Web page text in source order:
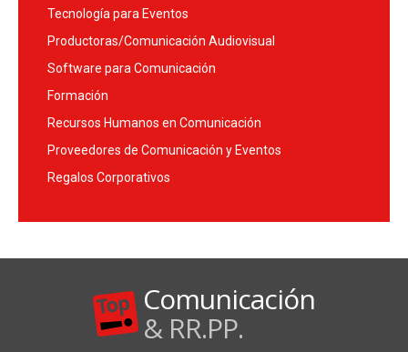
Tecnología para Eventos
Productoras/Comunicación Audiovisual
Software para Comunicación
Formación
Recursos Humanos en Comunicación
Proveedores de Comunicación y Eventos
Regalos Corporativos
Comunicación
& RR.PP.